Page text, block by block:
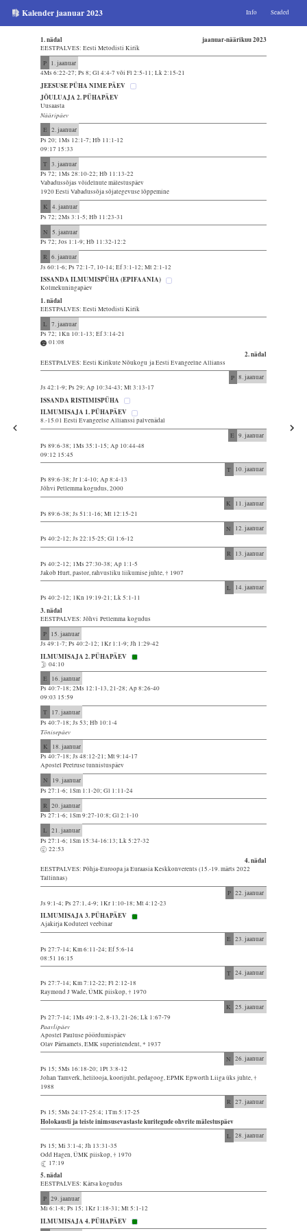
Kalender jaanuar 2023 Info Seaded
1. nädal jaanuar-näärikuu 2023
EESTPALVES: Eesti Metodisti Kirik
P 1. jaanuar
4Ms 6:22-27; Ps 8; Gl 4:4-7 või Fl 2:5-11; Lk 2:15-21
JEESUSE PÜHA NIME PÄEV
JÕULUAJA 2. PÜHAPÄEV
Uusaasta
Nääripäev
E 2. jaanuar
Ps 20; 1Ms 12:1-7; Hb 11:1-12
09:17 15:33
T
3. jaanuar
Ps 72; 1Ms 28:10-22; Hb 11:13-22
Vabadussõjas võidelnute mälestuspäev
1920 Eesti Vabadussõja sõjategevuse lõppemine
K 4. jaanuar
Ps 72; 2Ms 3:1-5; Hb 11:23-31
N 5. jaanuar
Ps 72; Jos 1:1-9; Hb 11:32-12:2
R 6. jaanuar
Js 60:1-6; Ps 72:1-7, 10-14; Ef 3:1-12; Mt 2:1-12
ISSANDA ILMUMISPÜHA (EPIFAANIA)
Kolmekuningapäev
1. nädal
EESTPALVES: Eesti Metodisti Kirik
L
7. jaanuar
Ps 72; 1Kn 10:1-13; Ef 3:14-21
01:08
2. nädal
EESTPALVES: Eesti Kirikute Nõukogu ja Eesti Evangeelne Allianss
P 8. jaanuar
Js 42:1-9; Ps 29; Ap 10:34-43; Mt 3:13-17
ISSANDA RISTIMISPÜHA
ILMUMISAJA 1. PÜHAPÄEV
8.-15.01 Eesti Evangeelse Allianssi palvenädal
E 9. jaanuar
Ps 89:6-38; 1Ms 35:1-15; Ap 10:44-48
09:12 15:45
T
10. jaanuar
Ps 89:6-38; Jr 1:4-10; Ap 8:4-13
Jõhvi Petlemma kogudus, 2000
K
11. jaanuar
Ps 89:6-38; Js 51:1-16; Mt 12:15-21
N
12. jaanuar
Ps 40:2-12; Js 22:15-25; Gl 1:6-12
R 13. jaanuar
Ps 40:2-12; 1Ms 27:30-38; Ap 1:1-5
Jakob Hurt, pastor, rahvusliku liikumise juhte, † 1907
L
14. jaanuar
Ps 40:2-12; 1Kn 19:19-21; Lk 5:1-11
3. nädal
EESTPALVES: Jõhvi Petlemma kogudus
P 15. jaanuar
Js 49:1-7; Ps 40:2-12; 1Kr 1:1-9; Jh 1:29-42
ILMUMISAJA 2. PÜHAPÄEV
04:10
E
16. jaanuar
Ps 40:7-18; 2Ms 12:1-13, 21-28; Ap 8:26-40
09:03 15:59
T
17. jaanuar
Ps 40:7-18; Js 53; Hb 10:1-4
Tõnisepäev
K
18. jaanuar
Ps 40:7-18; Js 48:12-21; Mt 9:14-17
Apostel Peetruse tunnistuspäev
N
19. jaanuar
Ps 27:1-6; 1Sm 1:1-20; Gl 1:11-24
R 20. jaanuar
Ps 27:1-6; 1Sm 9:27-10:8; Gl 2:1-10
L 21. jaanuar
Ps 27:1-6; 1Sm 15:34-16:13; Lk 5:27-32
22:53
4. nädal
EESTPALVES: Põhja-Euroopa ja Euraasia Keskkonverents (15.-19. märts 2022
Tallinnas)
P 22. jaanuar
Js 9:1-4; Ps 27:1, 4-9; 1Kr 1:10-18; Mt 4:12-23
ILMUMISAJA 3. PÜHAPÄEV
Ajakirja Koduteel veebinar
E 23. jaanuar
Ps 27:7-14; Km 6:11-24; Ef 5:6-14
08:51 16:15
T 24. jaanuar
Ps 27:7-14; Km 7:12-22; Fl 2:12-18
Raymond J Wade, ÜMK piiskop, † 1970
K 25. jaanuar
Ps 27:7-14; 1Ms 49:1-2, 8-13, 21-26; Lk 1:67-79
Paavlipäev
Apostel Pauluse pöördumispäev
Olav Pärnamets, EMK superintendent, * 1937
N 26. jaanuar
Ps 15; 5Ms 16:18-20; 1Pt 3:8-12
Johan Tamverk, helilooja, koorijuht, pedagoog, EPMK Epworth Liiga üks juhte, †
1988
R 27. jaanuar
Ps 15; 5Ms 24:17-25:4; 1Tm 5:17-25
Holokausti ja teiste inimsusevastaste kuritegude ohvrite mälestuspäev
L
28. jaanuar
Ps 15; Mi 3:1-4; Jh 13:31-35
Odd Hagen, ÜMK piiskop, † 1970
17:19
5. nädal
EESTPALVES: Kärsa kogudus
P 29. jaanuar
Mi 6:1-8; Ps 15; 1Kr 1:18-31; Mt 5:1-12
ILMUMISAJA 4. PÜHAPÄEV